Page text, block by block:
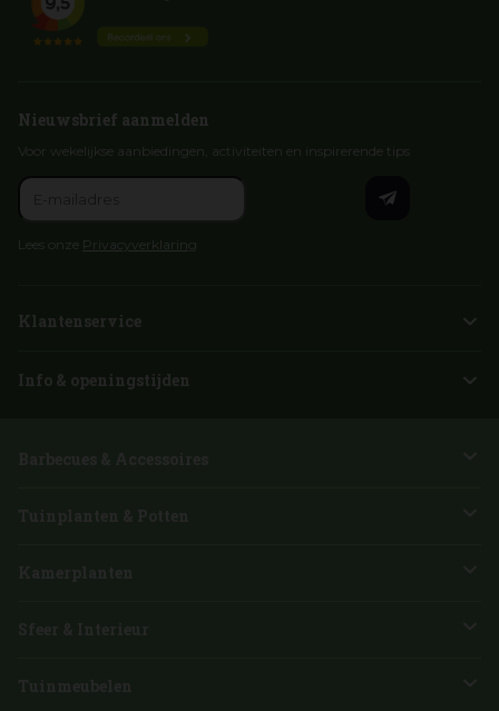
Nieuwsbrief aanmelden
Voor wekelijkse aanbiedingen, activiteiten en inspirerende tips
Lees onze Privacyverklaring
Klantenservice
Info & openingstijden